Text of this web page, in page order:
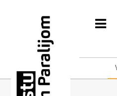
Vizualne
umjetnosti
Teatar